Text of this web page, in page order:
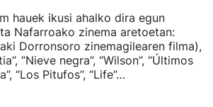
hauek ikusi ahalko dira egun
Nafarroako zinema aretoetan:
Dorronsoro zinemagilearen filma),
“Nieve negra”, “Wilson”, “Últimos
“Los Pitufos”, “Life”…